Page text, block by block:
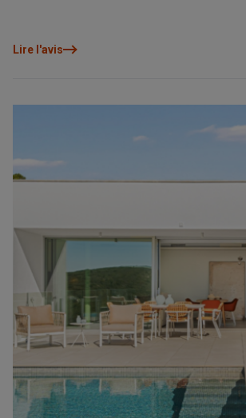
Lire l'avis